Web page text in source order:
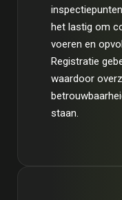
het lastig om
voeren en
Registratie
waardoor
staan.